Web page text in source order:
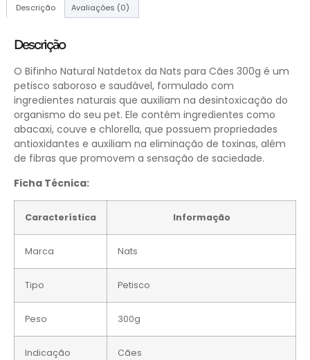
Descrição Avaliações (0)
Descrição
O Bifinho Natural Natdetox da Nats para Cães 300g é um
petisco saboroso e saudável, formulado com
ingredientes naturais que auxiliam na desintoxicação do
organismo do seu pet. Ele contém ingredientes como
abacaxi, couve e chlorella, que possuem propriedades
antioxidantes e auxiliam na eliminação de toxinas, além
de fibras que promovem a sensação de saciedade.
Ficha Técnica:
Característica Informação
Marca Nats
Tipo Petisco
Peso 300g
Indicação Cães